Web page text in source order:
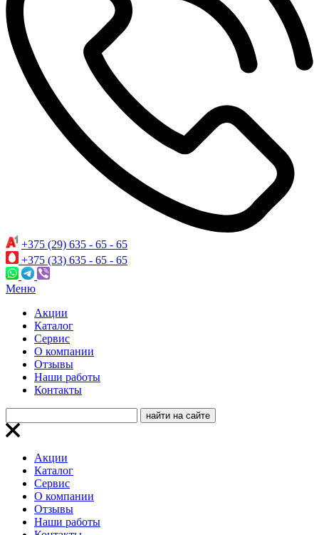
+375 (29) 635 - 65 - 65
+375 (33) 635 - 65 - 65
Меню
Акции
Каталог
Сервис
О компании
Отзывы
Наши работы
Контакты
Акции
Каталог
Сервис
О компании
Отзывы
Наши работы